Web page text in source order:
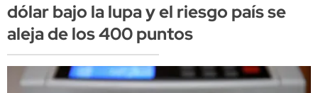
dólar bajo la lupa y el riesgo país se
aleja de los 400 puntos